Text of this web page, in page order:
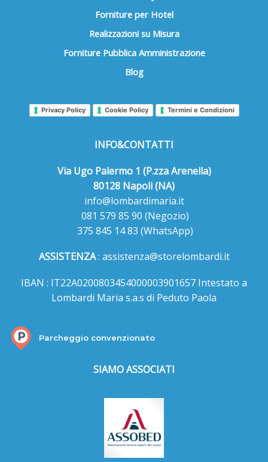
Forniture per Hotel
Realizzazioni su Misura
Forniture Pubblica Amministrazione
Blog
Privacy Policy Cookie Policy Termini e Condizioni
INFO&CONTATTI
Via Ugo Palermo 1 (P.zza Arenella)
80128 Napoli (NA)
info@lombardimaria.it
081 579 85 90 (Negozio)
375 845 14 83 (WhatsApp)
ASSISTENZA: assistenza@storelombardi.it
IBAN : IT22A0200803454000003901657 Intestato a
Lombardi Maria s.a.s di Peduto Paola
Parcheggio convenzionato
SIAMO ASSOCIATI